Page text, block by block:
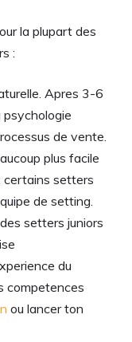
la plupart des
:
Apres 3-6
psychologie
de vente.
plus facile
certains setters
de setting.
setters juniors
du
competences
ou lancer ton